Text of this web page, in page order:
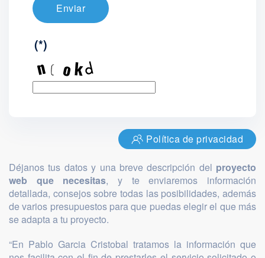
Enviar
(*)
Política de privacidad
Déjanos tus datos y una breve descripción del proyecto
web que necesitas, y te enviaremos información
detallada, consejos sobre todas las posibilidades, además
de varios presupuestos para que puedas elegir el que más
se adapta a tu proyecto.
“En Pablo Garcia Cristobal tratamos la información que